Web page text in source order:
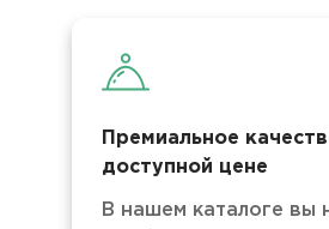
Премиальное
доступной цене
В нашем каталоге вы